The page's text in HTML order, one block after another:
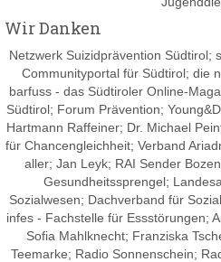
Wir Danken
Netzwerk Suizidprävention Südtirol;
Communityportal für Südtirol; die
barfuss - das Südtiroler Online-
Südtirol; Forum Prävention;
Hartmann Raffeiner; Dr. Michael
für Chancengleichheit; Verband
aller; Jan Leyk; RAI Sender
Gesundheitssprengel;
Sozialwesen; Dachverband für
infes - Fachstelle für Essstörungen;
Sofia Mahlknecht; Franziska
Teemarke; Radio Sonnenschein;